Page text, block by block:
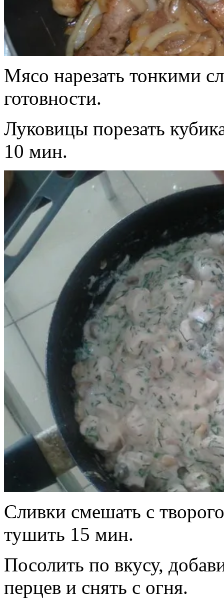
Мясо нарезать тонкими
готовности.
Луковицы порезать
10 мин.
Сливки смешать с
тушить 15 мин.
Посолить по вкусу,
перцев и снять с огня.